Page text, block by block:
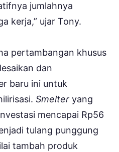
jumlahnya
kerja,” ujar Tony.
pertambangan khusus
dan
baru ini untuk
Smelter yang
mencapai Rp56
tulang punggung
tambah produk